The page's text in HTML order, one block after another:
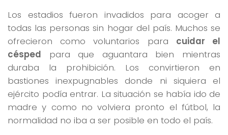
Los estadios fueron invadidos para acoger a
todas las personas sin hogar del país. Muchos se
ofrecieron como voluntarios para cuidar el
césped para que aguantara bien mientras
duraba la prohibición. Los convirtieron en
bastiones inexpugnables donde ni siquiera el
ejército podía entrar. La situación se había ido de
madre y como no volviera pronto el fútbol, la
normalidad no iba a ser posible en todo el país.